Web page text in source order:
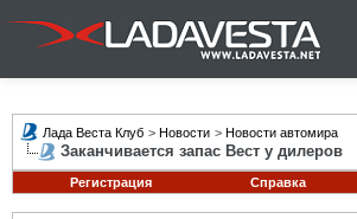
Лада Веста Клуб > Новости > Новости автомира
Заканчивается запас Вест у дилеров
Регистрация Справка